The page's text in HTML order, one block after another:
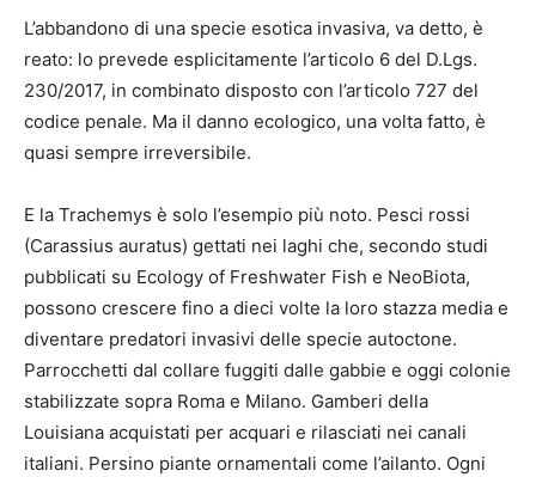
L’abbandono di una specie esotica invasiva, va detto, è
reato: lo prevede esplicitamente l’articolo 6 del D.Lgs.
230/2017, in combinato disposto con l’articolo 727 del
codice penale. Ma il danno ecologico, una volta fatto, è
quasi sempre irreversibile.
E la Trachemys è solo l’esempio più noto. Pesci rossi
(Carassius auratus) gettati nei laghi che, secondo studi
pubblicati su Ecology of Freshwater Fish e NeoBiota,
possono crescere fino a dieci volte la loro stazza media e
diventare predatori invasivi delle specie autoctone.
Parrocchetti dal collare fuggiti dalle gabbie e oggi colonie
stabilizzate sopra Roma e Milano. Gamberi della
Louisiana acquistati per acquari e rilasciati nei canali
italiani. Persino piante ornamentali come l’ailanto. Ogni